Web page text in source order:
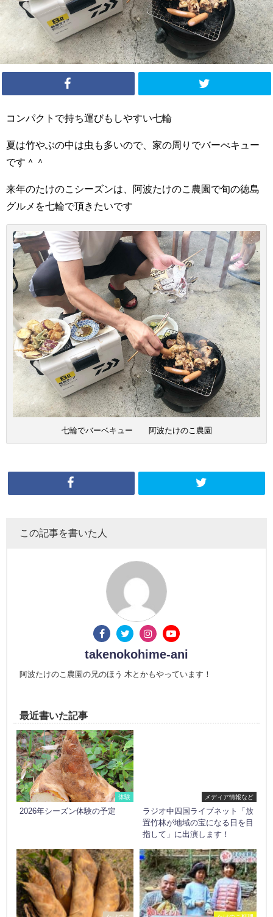
コンパクトで持ち運びもしやすい七輪
夏は竹やぶの中は虫も多いので、家の周りでバーべキュー
です＾＾
来年のたけのこシーズンは、阿波たけのこ農園で旬の徳島
グルメを七輪で頂きたいです
七輪でバーベキュー 阿波たけのこ農園
この記事を書いた人
takenokohime-ani
阿波たけのこ農園の兄のほう 木とかもやっています！
最近書いた記事
体験
2026年シーズン体験の予定
メディア情報など
ラジオ中四国ライブネット「放
置竹林が地域の宝になる日を目
指して」に出演します！